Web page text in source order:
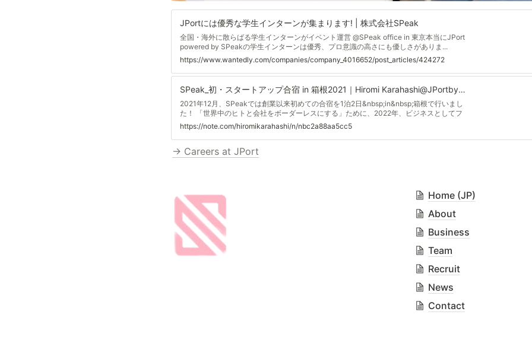
JPortには優秀な学生インターンが集まります! | 株式会社SPeak
全国・海外に散らばる学生インターンがイベント運営 @SPeak office in 東京本当にJPort
powered by SPeakの学生インターンは優秀、プロ意識の高さにも優しさがありま...
https://www.wantedly.com/companies/company_4016652/post_articles/424272
SPeak_初・スタートアップ合宿 in 箱根2021｜Hiromi Karahashi@JPortbySPeakcorp
2021年12月、SPeakでは創業以来初めての合宿を1泊2日&nbsp;in&nbsp;箱根で行いまし
た！ 「世界中のヒトと会社をボーダーレスにする」ために、2022年、ビジネスとしてフ
ォーカスすべきことはなにか？チームとしてどうありたいか？ を対面でディスカッショ
ンするために、インターン、フルタイム、副業の垣根なく、10名が参加しました。 合宿
１日目（集合〜移動） AM&nbsp;7:00&nbsp; 集合場所に一足早く、新宿バスタ到着 新
宿バスタ２階のDean&amp;Delucaが7:00から空いていたので、そこで前夜に思い浮かん
だ「サプライズ演出」に取り掛かる。偶然にH
https://note.com/hiromikarahashi/n/nbc2a88aa5cc5
→ Careers at JPort
Home (JP)
About
Business
Team
Recruit
News
Contact